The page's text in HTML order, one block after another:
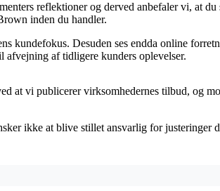
reflektioner og derved anbefaler vi, at du
inden du handler.
kundefokus. Desuden ses endda online
afvejning af tidligere kunders oplevelser.
at vi publicerer virksomhedernes tilbud, og
ikke at blive stillet ansvarlig for justeringer